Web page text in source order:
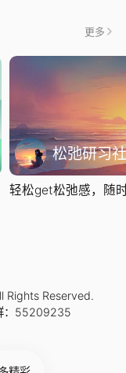
更多
松弛研习社
轻松get松弛感，随
Rights Reserved.
：55209235